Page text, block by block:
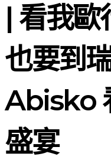
| 看我歐
也要到
Abisko
盛宴